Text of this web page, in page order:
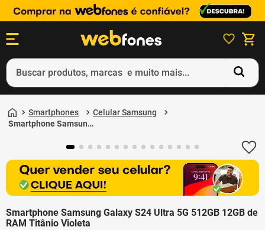
Buscar produtos, marcas e muito mais...
Smartphones
Celular Samsung
Smartphone Samsung
512GB 12GB de RAM
Smartphone Samsung Galaxy S24 Ultra 5G 512GB 12GB de
RAM Titânio Violeta
1º
ps5
3º
4º
smartphone